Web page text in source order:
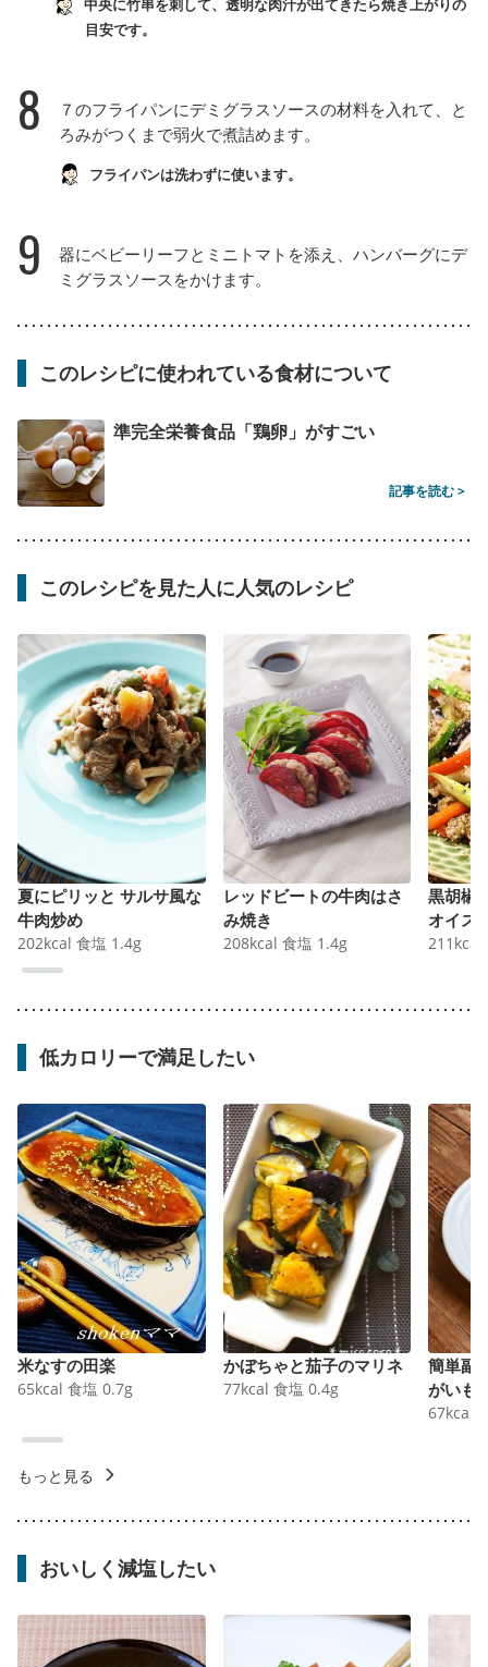
中央に竹串を刺して、透明な肉汁が出てきたら焼き上がりの
目安です。
8
７のフライパンにデミグラスソースの材料を入れて、と
ろみがつくまで弱火で煮詰めます。
フライパンは洗わずに使います。
9
器にベビーリーフとミニトマトを添え、ハンバーグにデ
ミグラスソースをかけます。
このレシピに使われている食材について
準完全栄養食品「鶏卵」がすごい
記事を読む >
このレシピを見た人に人気のレシピ
夏にピリッと サルサ風な
牛肉炒め
202kcal 食塩 1.4g
レッドビートの牛肉はさ
み焼き
208kcal 食塩 1.4g
黒胡椒
オイス
211 kcal
低カロリーで満足したい
米なすの田楽
65kcal 食塩 0.7g
かぼちゃと茄子のマリネ
77kcal 食塩 0.4g
簡単副
がいも
67kcal
もっと見る
おいしく減塩したい